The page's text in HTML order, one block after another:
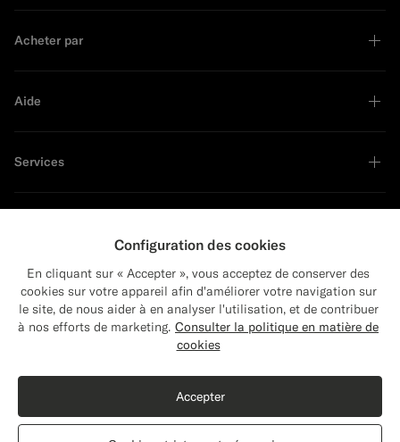
Acheter le look
Doudoune longue bleu marine
Acheter par
Aide
Services
Leader en développement durable Close
Expédition vers : États-Unis ?
Mettez à jour votre adresse pour voir les
pour vous.
États-Unis(USD)
Configuration des cookies
En cliquant sur « Accepter », vous acceptez de conserver des
cookies sur votre appareil afin d'améliorer votre navigation sur
le site, de nous aider à en analyser l'utilisation, et de contribuer
à nos efforts de marketing. Consulter la politique en matière de
cookies
Accepter